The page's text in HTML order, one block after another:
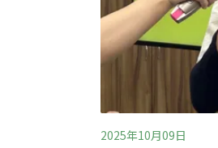
2025年10月09日